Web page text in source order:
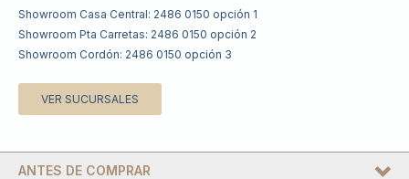
Showroom Casa Central: 2486 0150 opción 1
Showroom Pta Carretas: 2486 0150 opción 2
Showroom Cordón: 2486 0150 opción 3
VER SUCURSALES
ANTES DE COMPRAR